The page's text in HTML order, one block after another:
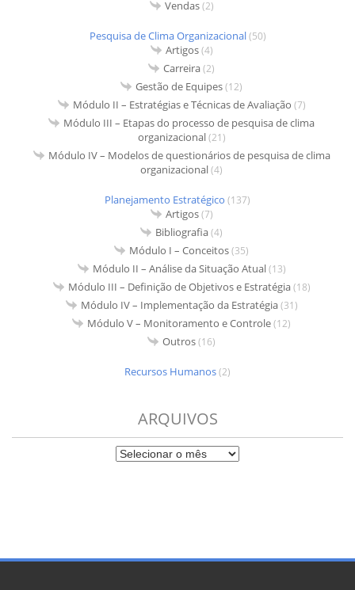
Vendas(2)
Pesquisa de Clima Organizacional(50)
Artigos(4)
Carreira(2)
Gestão de Equipes(12)
Módulo II – Estratégias e Técnicas de Avaliação (7)
Módulo III – Etapas do processo de pesquisa de clima
organizacional(21)
Módulo IV – Modelos de questionários de pesquisa de clima
organizacional(4)
Planejamento Estratégico (137)
Artigos(7)
Bibliografia(4)
Módulo I – Conceitos(35)
Módulo II – Análise da Situação Atual(13)
Módulo III – Definição de Objetivos e Estratégia(18)
Módulo IV – Implementação da Estratégia(31)
Módulo V – Monitoramento e Controle(12)
Outros(16)
Recursos Humanos(2)
ARQUIVOS